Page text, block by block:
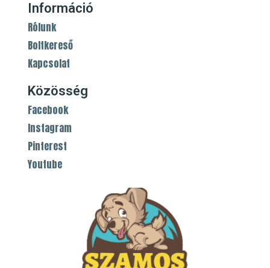
Információ
Rólunk
Boltkereső
Kapcsolat
Közösség
Facebook
Instagram
Pinterest
Youtube